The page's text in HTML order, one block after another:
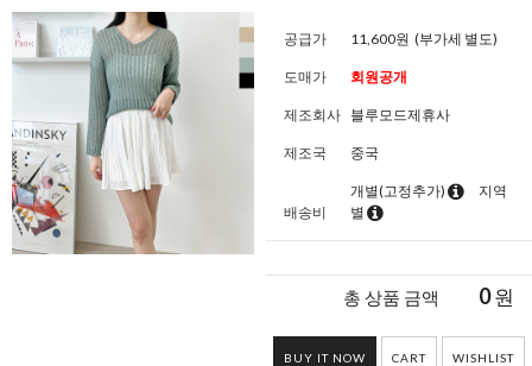
공급가 11,600원 (부가세 별도)
도매가 회원공개
제조회사 블루모드제휴사
제조국 중국
배송비
개별(고정추가)
지역
별
총 상품 금액 0원
BUY IT NOW CART WISHLIST